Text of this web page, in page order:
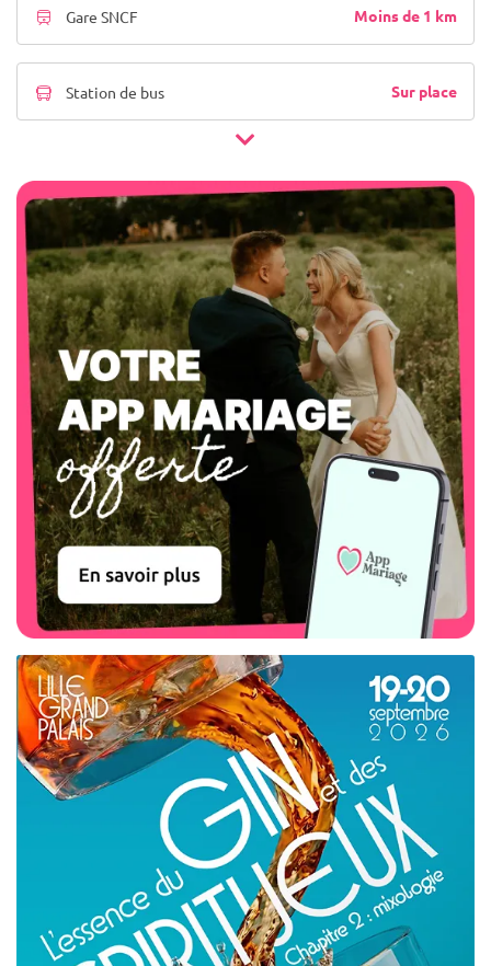
Gare SNCF Moins de 1 km
Station de bus Sur place